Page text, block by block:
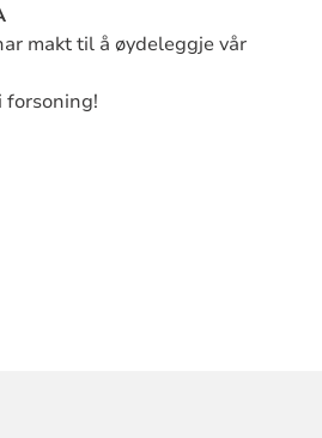
makt til å øydeleggje vår
forsoning!